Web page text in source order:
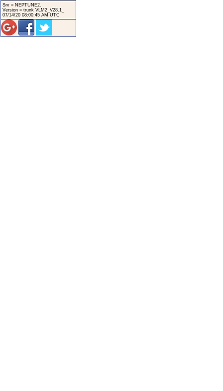
Srv = NEPTUNE2.
Version = trunk VLM2_V28.1_
07/14/20 08:00:45 AM UTC